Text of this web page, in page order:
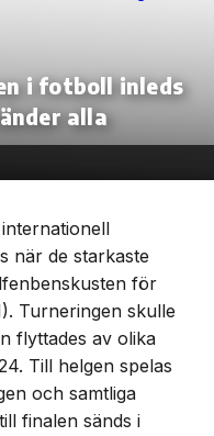
i fotboll inleds
alla
när de starkaste
för
Turneringen skulle
flyttades av olika
Till helgen spelas
och samtliga
finalen sänds i